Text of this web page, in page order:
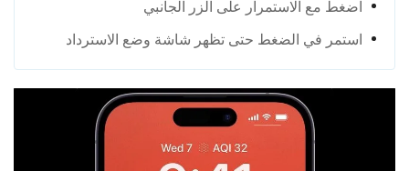
اضغط مع الاستمرار على الزر الجانبي
استمر في الضغط حتى تظهر شاشة وضع الاسترداد